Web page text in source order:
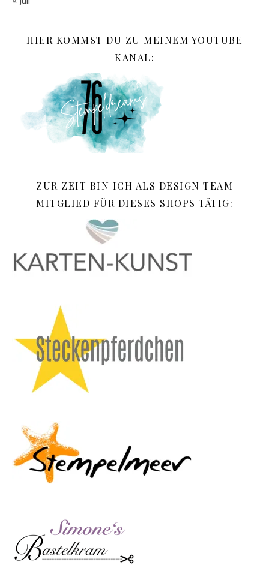
HIER KOMMST DU ZU MEINEM YOUTUBE
KANAL:
ZUR ZEIT BIN ICH ALS DESIGN TEAM
MITGLIED FÜR DIESES SHOPS TÄTIG: